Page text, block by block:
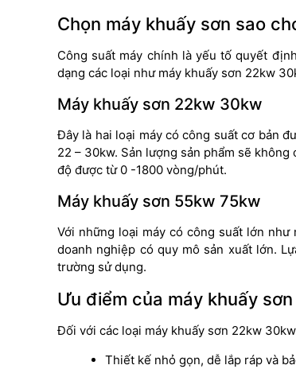
Chọn máy khuấy sơn sao
Công suất máy chính là yếu tố quyết
dạng các loại như máy khuấy sơn 22kw
Máy khuấy sơn 22kw 30kw
Đây là hai loại máy có công suất cơ bản
22 – 30kw. Sản lượng sản phẩm sẽ
độ được từ 0 -1800 vòng/phút.
Máy khuấy sơn 55kw 75kw
Với những loại máy có công suất lớn
doanh nghiệp có quy mô sản xuất lớn.
trường sử dụng.
Ưu điểm của máy khuấy
Đối với các loại máy khuấy sơn 22kw
Thiết kế nhỏ gọn, dễ lắp ráp và